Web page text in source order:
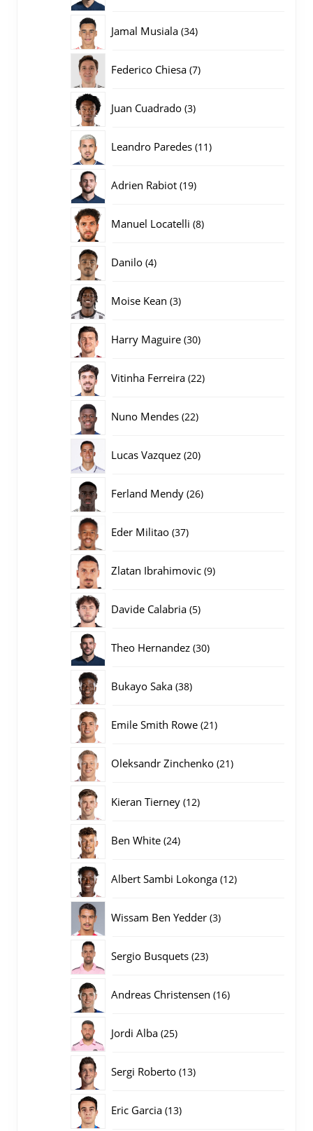
Jamal Musiala 3434
Federico Chiesa 77
Juan Cuadrado 33
Leandro Paredes 1111
Adrien Rabiot 1919
Manuel Locatelli 88
Danilo 44
Moise Kean 33
Harry Maguire 3030
Vitinha Ferreira 2222
Nuno Mendes 2222
Lucas Vazquez 2020
Ferland Mendy 2626
Eder Militao 3737
Zlatan Ibrahimovic 99
Davide Calabria 55
Theo Hernandez 3030
Bukayo Saka 3838
Emile Smith Rowe 2121
Oleksandr Zinchenko 2121
Kieran Tierney 1212
Ben White 2424
Albert Sambi Lokonga 1212
Wissam Ben Yedder 33
Sergio Busquets 2323
Andreas Christensen 1616
Jordi Alba 2525
Sergi Roberto 1313
Eric Garcia 1313